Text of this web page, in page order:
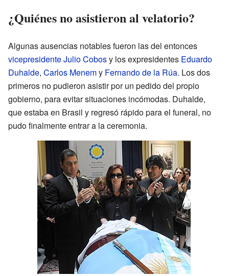
¿Quiénes no asistieron al velatorio?
Algunas ausencias notables fueron las del entonces
vicepresidenteJulio Cobosy los expresidentes Eduardo
Duhalde, Carlos Menemy Fernando de la Rúa. Los dos
primeros no pudieron asistir por un pedido del propio
gobierno, para evitar situaciones incómodas. Duhalde,
que estaba en Brasil y regresó rápido para el funeral, no
pudo finalmente entrar a la ceremonia.